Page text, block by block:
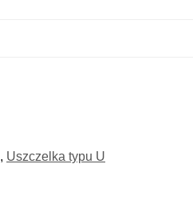
, Uszczelka typu U